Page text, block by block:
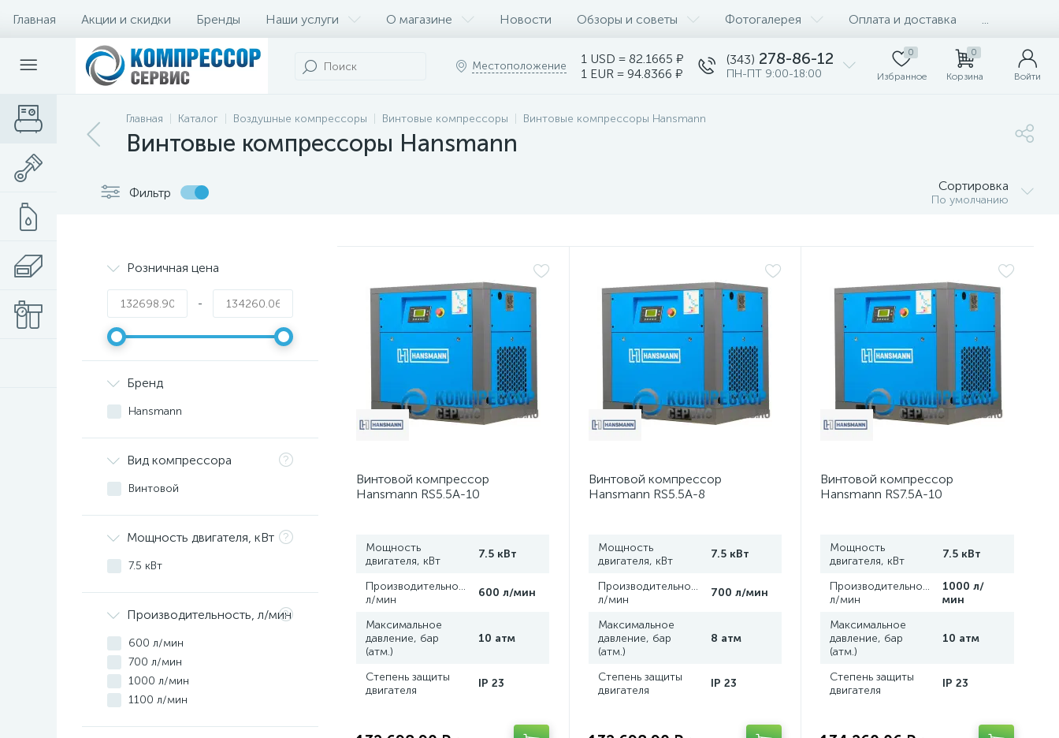
Главная Акции и скидки Бренды Наши услуги О магазине Новости Обзоры и советы Фотогалерея Оплата и доставка
Местоположение
1 USD = 82.1665 ₽
1 EUR = 94.8366 ₽
(343) 278-86-12
ПН-ПТ 9:00-18:00
0
Избранное
0
Корзина Войти
Главная Каталог Воздушные компрессоры Винтовые компрессоры Винтовые компрессоры Hansmann
Винтовые компрессоры Hansmann
Фильтр Сортировка
По умолчанию
Розничная цена
-
Бренд
Hansmann
Вид компрессора
Винтовой
Мощность двигателя, кВт
7.5 кВт
Производительность, л/мин
600 л/мин
700 л/мин
1000 л/мин
1100 л/мин
Винтовой компрессор
Hansmann RS5.5A-10
Мощность
двигателя, кВт
7.5 кВт
Производительность,
л/мин
600 л/мин
Максимальное
давление, бар
(атм.)
10 атм
Степень защиты
двигателя
IP 23
Винтовой компрессор
Hansmann RS5.5A-8
Мощность
двигателя, кВт
7.5 кВт
Производительность,
л/мин
700 л/мин
Максимальное
давление, бар
(атм.)
8 атм
Степень защиты
двигателя
IP 23
Винтовой компрессор
Hansmann RS7.5A-10
Мощность
двигателя, кВт
7.5 кВт
Производительность,
л/мин
1000 л/
мин
Максимальное
давление, бар
(атм.)
10 атм
Степень защиты
двигателя
IP 23